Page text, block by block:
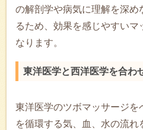
の解剖学や病気に理解を深め
るため、効果を感じやすいマ
なります。
東洋医学と西洋医学を合わ
東洋医学のツボマッサージを
を循環する気、血、水の流れ